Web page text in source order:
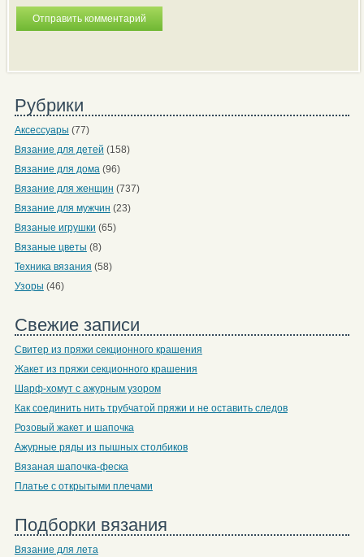
Рубрики
Аксессуары (77)
Вязание для детей (158)
Вязание для дома(96)
Вязание для женщин (737)
Вязание для мужчин (23)
Вязаные игрушки (65)
Вязаные цветы (8)
Техника вязания (58)
Узоры (46)
Свежие записи
Свитер из пряжи секционного крашения
Жакет из пряжи секционного крашения
Шарф-хомут с ажурным узором
Как соединить нить трубчатой пряжи и не оставить следов
Розовый жакет и шапочка
Ажурные ряды из пышных столбиков
Вязаная шапочка-феска
Платье с открытыми плечами
Подборки вязания
Вязание для лета